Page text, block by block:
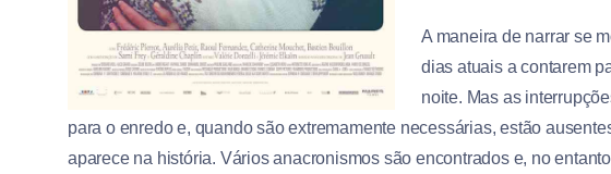
A maneira de narrar se
dias atuais a contarem
noite. Mas as
para o enredo e, quando são extremamente necessárias, estão
aparece na história. Vários anacronismos são encontrados e, no